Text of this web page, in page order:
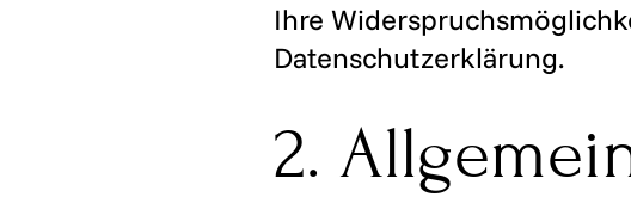
Ihre
Datenschutzerklärung.
2.